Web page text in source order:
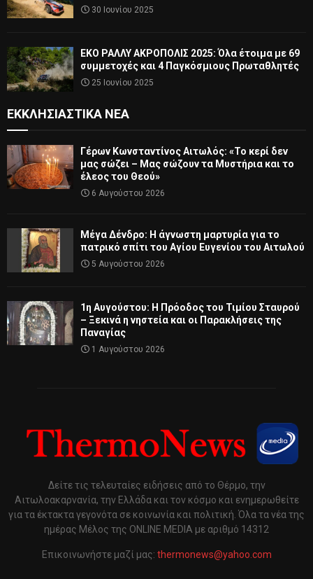
30 Ιουνίου 2025
ΕΚΟ ΡΑΛΛΥ ΑΚΡΟΠΟΛΙΣ 2025: Όλα έτοιμα με 69
συμμετοχές και 4 Παγκόσμιους Πρωταθλητές
25 Ιουνίου 2025
ΕΚΚΛΗΣΙΑΣΤΙΚΆ ΝΈΑ
Γέρων Κωνσταντίνος Αιτωλός: «Το κερί δεν
μας σώζει – Μας σώζουν τα Μυστήρια και το
έλεος του Θεού»
6 Αυγούστου 2026
Μέγα Δένδρο: Η άγνωστη μαρτυρία για το
πατρικό σπίτι του Αγίου Ευγενίου του Αιτωλού
5 Αυγούστου 2026
1η Αυγούστου: Η Πρόοδος του Τιμίου Σταυρού
– Ξεκινά η νηστεία και οι Παρακλήσεις της
Παναγίας
1 Αυγούστου 2026
Δείτε τις τελευταίες ειδήσεις από το Θέρμο, την
Αιτωλοακαρνανία, την Ελλάδα και τον κόσμο και ενημερωθείτε
για τα έκτακτα γεγονότα σε κοινωνία και πολιτική. Όλα τα νέα της
ημέρας Μέλος της ONLINE MEDIA με αριθμό 14312
Επικοινωνήστε μαζί μας: thermonews@yahoo.com